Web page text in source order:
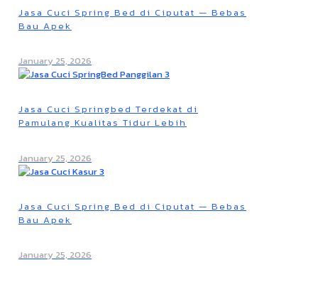
Jasa Cuci Spring Bed di Ciputat — Bebas
Bau Apek
January 25, 2026
Jasa Cuci Springbed Terdekat di
Pamulang Kualitas Tidur Lebih
January 25, 2026
Jasa Cuci Spring Bed di Ciputat — Bebas
Bau Apek
January 25, 2026